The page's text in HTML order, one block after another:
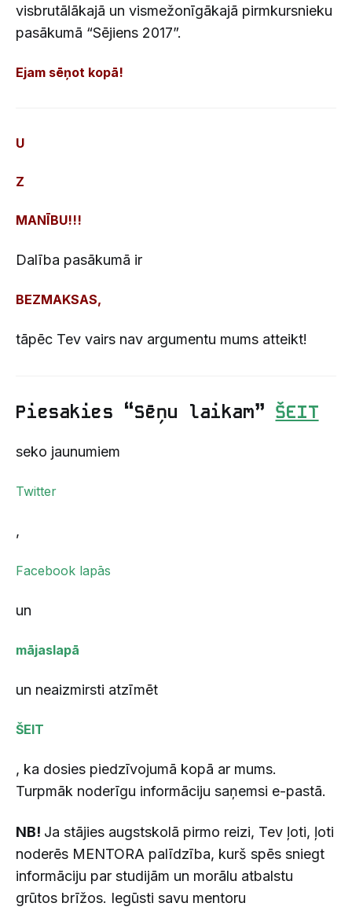
visbrutālākajā un vismežonīgākajā pirmkursnieku
pasākumā “Sējiens 2017”.
Ejam sēņot kopā!
U
Z
MANĪBU!!!
Dalība pasākumā ir
BEZMAKSAS,
tāpēc Tev vairs nav argumentu mums atteikt!
Piesakies “Sēņu laikam” ŠEIT
seko jaunumiem
Twitter
,
Facebook lapās
un
mājaslapā
un neaizmirsti atzīmēt
ŠEIT
, ka dosies piedzīvojumā kopā ar mums.
Turpmāk noderīgu informāciju saņemsi e-pastā.
NB! Ja stājies augstskolā pirmo reizi, Tev ļoti, ļoti
noderēs MENTORA palīdzība, kurš spēs sniegt
informāciju par studijām un morālu atbalstu
grūtos brīžos. Iegūsti savu mentoru